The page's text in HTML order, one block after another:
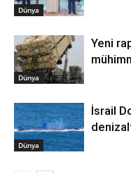
Dünya
Dünya
Yeni
Dünya
İsrail